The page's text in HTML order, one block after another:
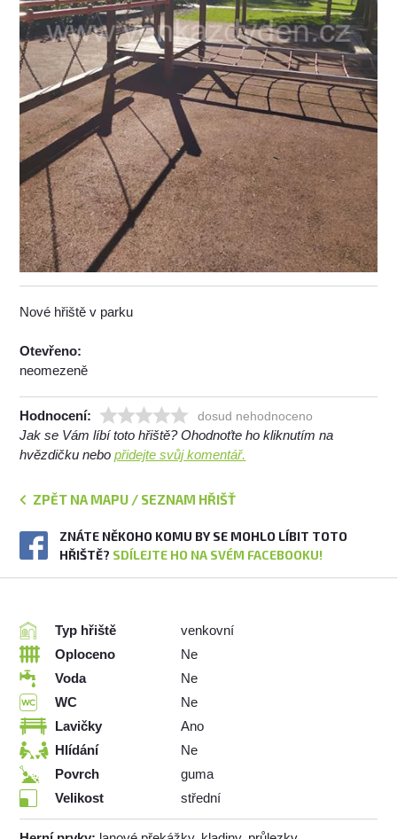
Nové hřiště v parku
Otevřeno:
neomezeně
Hodnocení: dosud nehodnoceno
Jak se Vám líbí toto hřiště? Ohodnoťte ho kliknutím na
hvězdičku nebopřidejte svůj komentář.
ZPĚT NA MAPU / SEZNAM HŘIŠŤ
ZNÁTE NĚKOHO KOMU BY SE MOHLO LÍBIT TOTO
HŘIŠTĚ? SDÍLEJTE HO NA SVÉM FACEBOOKU!
Typ hřiště
venkovní
Oploceno
Ne
Voda
Ne
WC
Ne
Lavičky
Ano
Hlídání
Ne
Povrch
guma
Velikost
střední